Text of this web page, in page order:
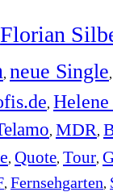
Florian
, neue Single,
,
, MDR,
, Quote, Tour,
, Fernsehgarten,